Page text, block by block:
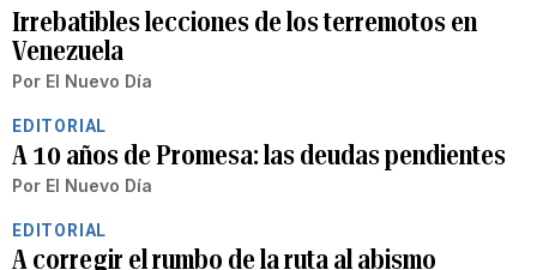
Irrebatibles lecciones de los terremotos en
Venezuela
Por El Nuevo Día
EDITORIAL
A 10 años de Promesa: las deudas pendientes
Por El Nuevo Día
EDITORIAL
A corregir el rumbo de la ruta al abismo